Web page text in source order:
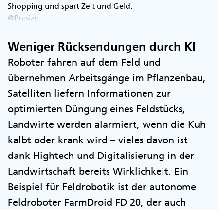
Shopping und spart Zeit und Geld.
@Presize
Weniger Rücksendungen durch KI
Roboter fahren auf dem Feld und
übernehmen Arbeitsgänge im Pflanzenbau,
Satelliten liefern Informationen zur
optimierten Düngung eines Feldstücks,
Landwirte werden alarmiert, wenn die Kuh
kalbt oder krank wird – vieles davon ist
dank Hightech und Digitalisierung in der
Landwirtschaft bereits Wirklichkeit. Ein
Beispiel für Feldrobotik ist der autonome
Feldroboter FarmDroid FD 20, der auch